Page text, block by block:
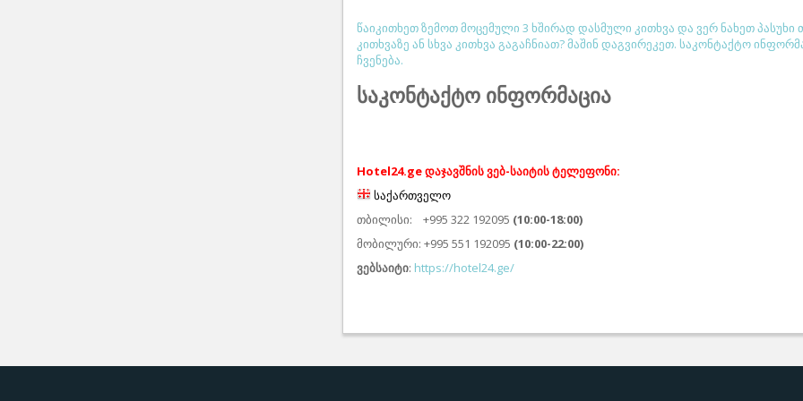
წაიკითხეთ ზემოთ მოცემული 3 ხშირად დასმული კითხვა და ვერ ნახეთ პასუხი
კითხვაზე ან სხვა კითხვა გაგაჩნიათ? მაშინ დაგვირეკეთ. საკონტაქტო
ჩვენება.
საკონტაქტო ინფორმაცია
Hotel24.geდაჯავშნის ვებ-საიტის ტელეფონი:
საქართველო
თბილისი: +995 322 192095 (10:00-18:00)
მობილური: +995 551 192095 (10:00-22:00)
ვებსაიტი: https://hotel24.ge/